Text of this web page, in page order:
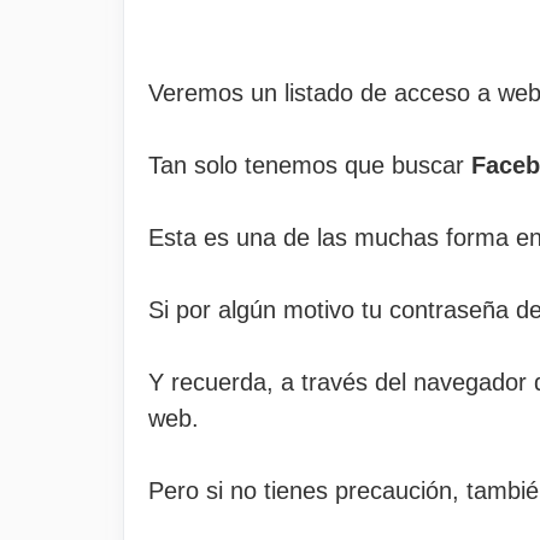
Veremos un listado de acceso a
Tan solo tenemos que buscar
Esta es una de las muchas forma
Si por algún motivo tu contraseña
Y recuerda, a través del
web.
Pero si no tienes precaución,